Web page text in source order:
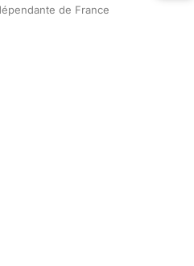
de France